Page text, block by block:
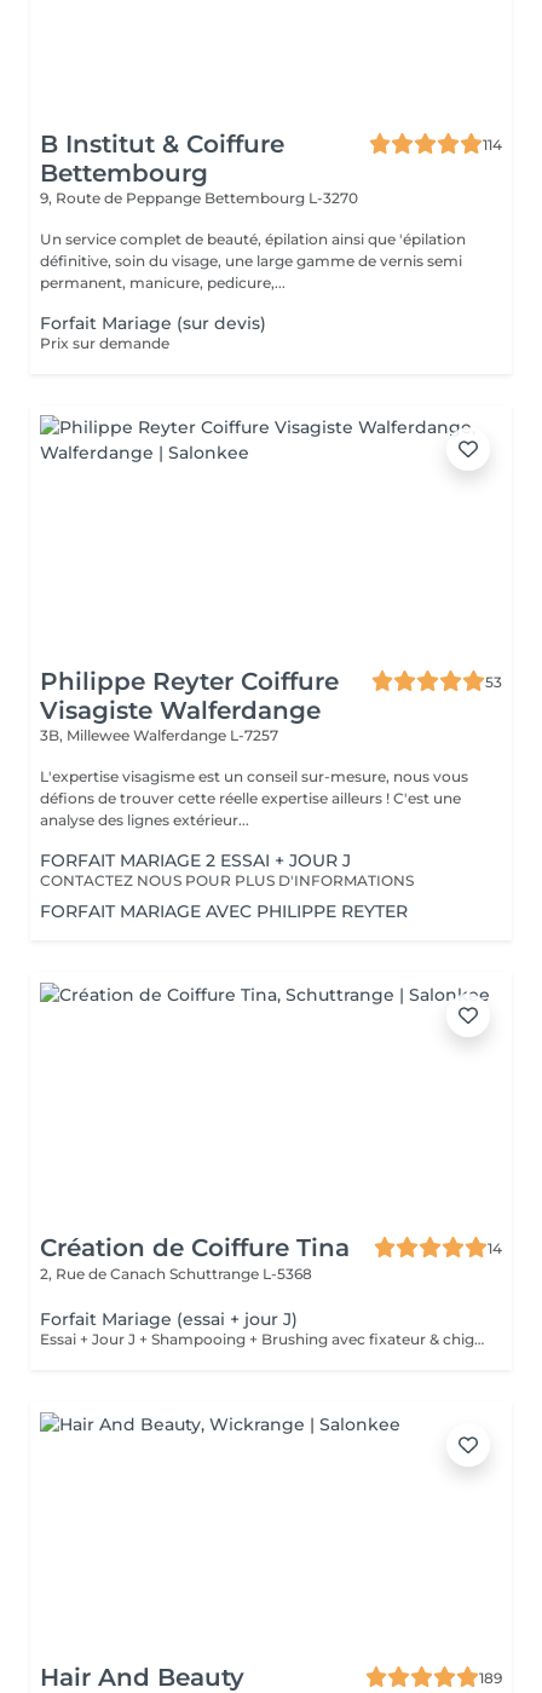
B Institut & Coiffure
Bettembourg
114
9, Route de Peppange Bettembourg L-3270
Un service complet de beauté, épilation ainsi que 'épilation
définitive, soin du visage, une large gamme de vernis semi
permanent, manicure, pedicure,...
Forfait Mariage (sur devis)
Prix sur demande
Philippe Reyter Coiffure
Visagiste Walferdange
53
3B, Millewee Walferdange L-7257
L'expertise visagisme est un conseil sur-mesure, nous vous
défions de trouver cette réelle expertise ailleurs ! C'est une
analyse des lignes extérieur...
FORFAIT MARIAGE 2 ESSAI + JOUR J
CONTACTEZ NOUS POUR PLUS D'INFORMATIONS
FORFAIT MARIAGE AVEC PHILIPPE REYTER
Création de Coiffure Tina
14
2, Rue de Canach Schuttrange L-5368
Forfait Mariage (essai + jour J)
Essai + Jour J + Shampooing + Brushing avec fixateur & chignon
Hair And Beauty
189